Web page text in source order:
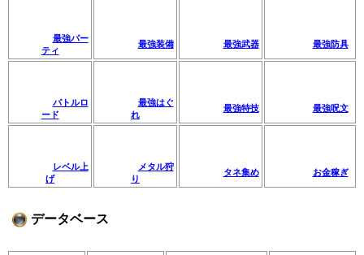
最強パー
ティ
最強装備 最強武器 最強防具
バトルロ
ード
最強はぐ
れ
最強特技 最強呪文
レベル上
げ
メタル狩
り
タネ集め お金稼ぎ
データベース